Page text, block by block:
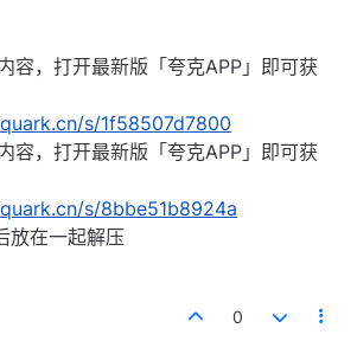
容，打开最新版「夸克APP」即可获
s/1f58507d7800
容，打开最新版「夸克APP」即可获
s/8bbe51b8924a
放在一起解压
0